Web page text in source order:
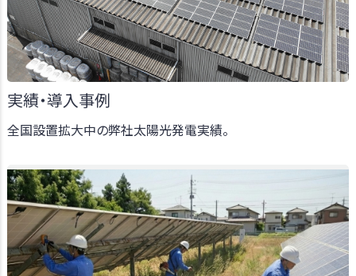
実績・導入事例
全国設置拡大中の弊社太陽光発電実績。